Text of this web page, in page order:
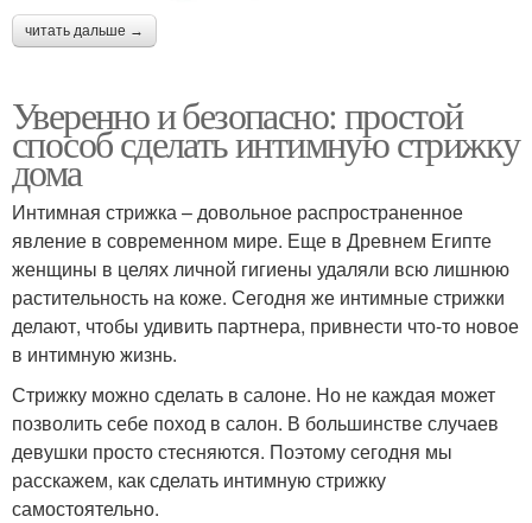
читать дальше →
Уверенно и безопасно: простой
способ сделать интимную стрижку
дома
Интимная стрижка – довольное распространенное
явление в современном мире. Еще в Древнем Египте
женщины в целях личной гигиены удаляли всю лишнюю
растительность на коже. Сегодня же интимные стрижки
делают, чтобы удивить партнера, привнести что-то новое
в интимную жизнь.
Стрижку можно сделать в салоне. Но не каждая может
позволить себе поход в салон. В большинстве случаев
девушки просто стесняются. Поэтому сегодня мы
расскажем, как сделать интимную стрижку
самостоятельно.